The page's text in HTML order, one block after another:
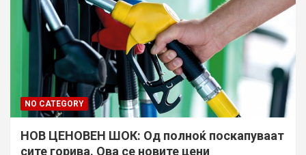
NO CATEGORY
НОВ ЦЕНОВЕН ШОК: Од полноќ поскапуваат
сите горива. Ова се новите цени